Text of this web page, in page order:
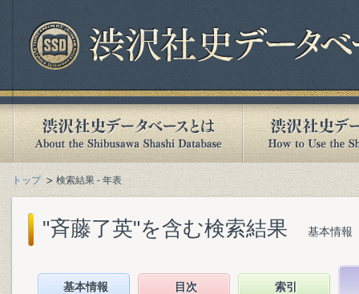
トップ 検索結果 - 年表
"斉藤了英"を含む検索結果 基本情報
基本情報 目次 索引